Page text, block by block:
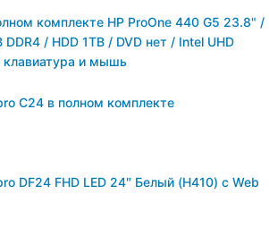
комплекте HP ProOne 440 G5 23.8" /
/ HDD 1TB / DVD нет / Intel UHD
клавиатура и мышь
C24 в полном комплекте
DF24 FHD LED 24″ Белый (H410) c Web